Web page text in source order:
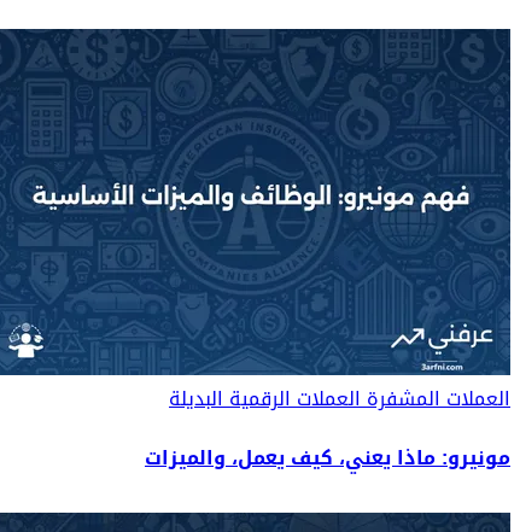
العملات المشفرةالعملات الرقمية البديلة
مونيرو: ماذا يعني، كيف يعمل، والميزات